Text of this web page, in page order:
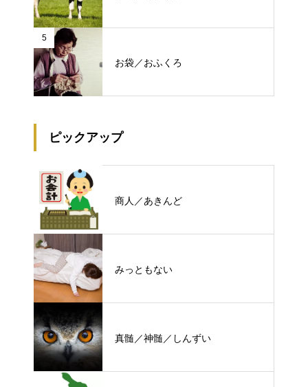
5
お袋／おふくろ
ピックアップ
商人／あきんど
みっともない
真髄／神髄／しんずい